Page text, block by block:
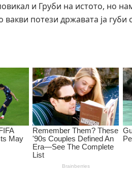
и Груби на истото, но
вакви потези државата ја губи